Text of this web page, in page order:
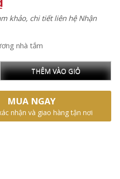
khảo, chi tiết liên hệ Nhận
nhà tắm
THÊM VÀO GIỎ
MUA NGAY
nhận và giao hàng tận nơi